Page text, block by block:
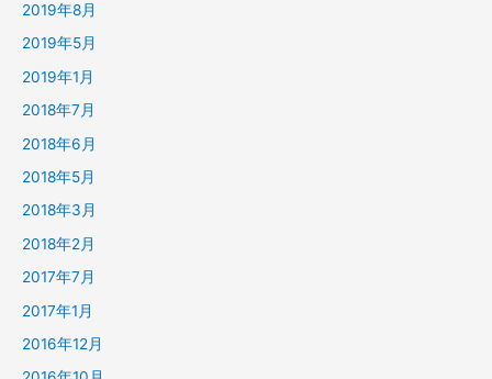
2019年8月
2019年5月
2019年1月
2018年7月
2018年6月
2018年5月
2018年3月
2018年2月
2017年7月
2017年1月
2016年12月